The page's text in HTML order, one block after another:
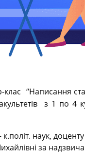
“Написання
з 1 по 4
наук,
за